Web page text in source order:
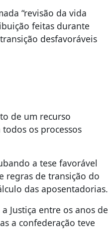
“revisão da vida
feitas durante
desfavoráveis
de um recurso
os processos
a tese favorável
regras de transição do
das aposentadorias.
Justiça entre os anos de
a confederação teve